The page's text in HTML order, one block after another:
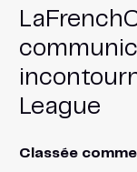
League
Classée comme